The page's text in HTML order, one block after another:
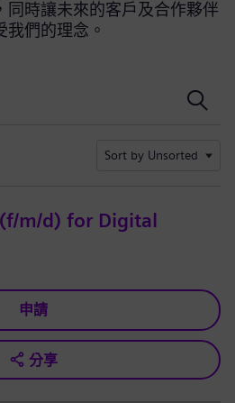
同時讓未來的客戶及合作夥伴
們的理念。
Sort by Unsorted
m/d) for Digital
申請
分享